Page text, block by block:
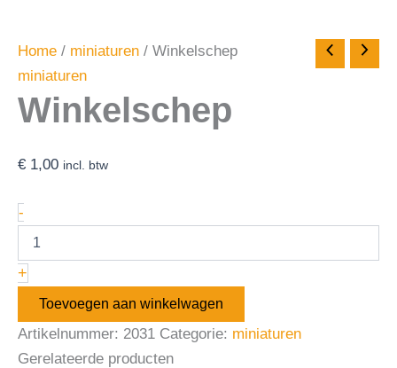
Home / miniaturen / Winkelschep
miniaturen
Winkelschep
€ 1,00 incl. btw
-
+
Toevoegen aan winkelwagen
Artikelnummer: 2031 Categorie: miniaturen
Gerelateerde producten